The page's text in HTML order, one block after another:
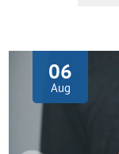
06
Aug